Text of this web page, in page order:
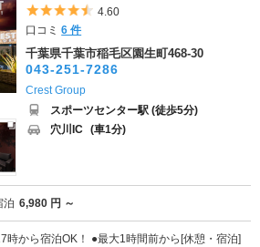
5つ星のうち4.5
4.60
口コミ6 件
千葉県千葉市稲毛区園生町468-30
043-251-7286
Crest Group
スポーツセンター駅 (徒歩5分)
穴川IC (車1分)
泊 6,980 円 ～
時から宿泊OK！ ●最大1時間前から[休憩・宿泊]